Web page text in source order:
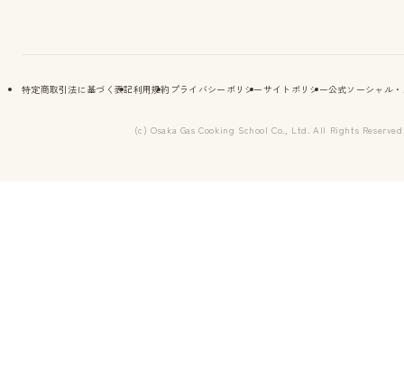
特定商取引法に基づく表記利用規約 プライバシーポリシーサイトポリシー公式ソーシャル
(c) Osaka Gas Cooking School Co., Ltd. All Rights